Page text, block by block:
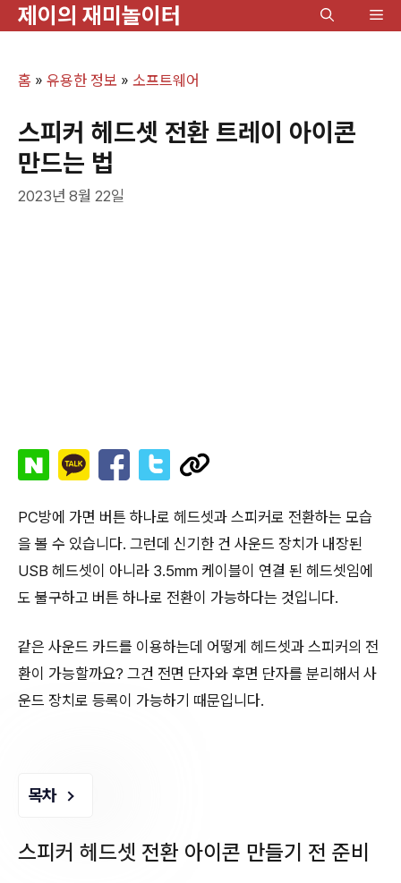
제이의 재미놀이터
메
홈 » 유용한 정보 » 소프트웨어
스피커 헤드셋 전환 트레이 아이콘
만드는 법
2023년 8월 22일
PC방에 가면 버튼 하나로 헤드셋과 스피커로 전환하는 모습
을 볼 수 있습니다. 그런데 신기한 건 사운드 장치가 내장된
USB 헤드셋이 아니라 3.5mm 케이블이 연결 된 헤드셋임에
도 불구하고 버튼 하나로 전환이 가능하다는 것입니다.
같은 사운드 카드를 이용하는데 어떻게 헤드셋과 스피커의 전
환이 가능할까요? 그건 전면 단자와 후면 단자를 분리해서 사
운드 장치로 등록이 가능하기 때문입니다.
목차
스피커 헤드셋 전환 아이콘 만들기 전 준비